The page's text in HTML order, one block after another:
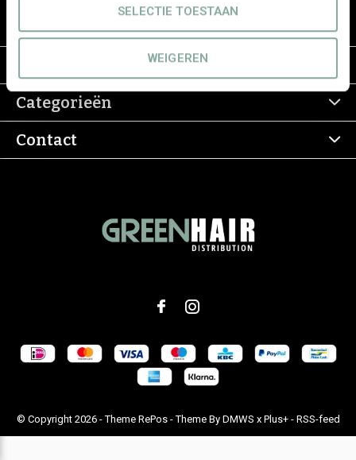
SELECTIE TOESTAAN
WEIGEREN
De groothandel voor eerlijke & groene
haarverzorging
Categorieën
Contact
© Copyright 2026- Theme RePos - Theme By DMWS x Plus+- RSS-feed